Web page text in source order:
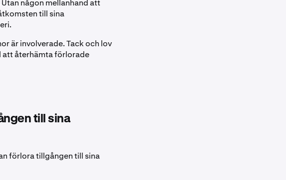
någon mellanhand att
till sina
är involverade. Tack och lov
att återhämta förlorade
till sina
förlora tillgången till sina